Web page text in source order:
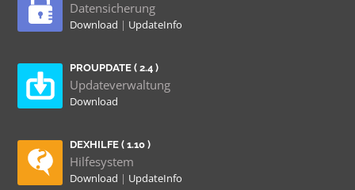
Datensicherung
Download | UpdateInfo
PROUPDATE ( 2.4 )
Updateverwaltung
Download
DEXHILFE ( 1.10 )
Hilfesystem
Download | UpdateInfo